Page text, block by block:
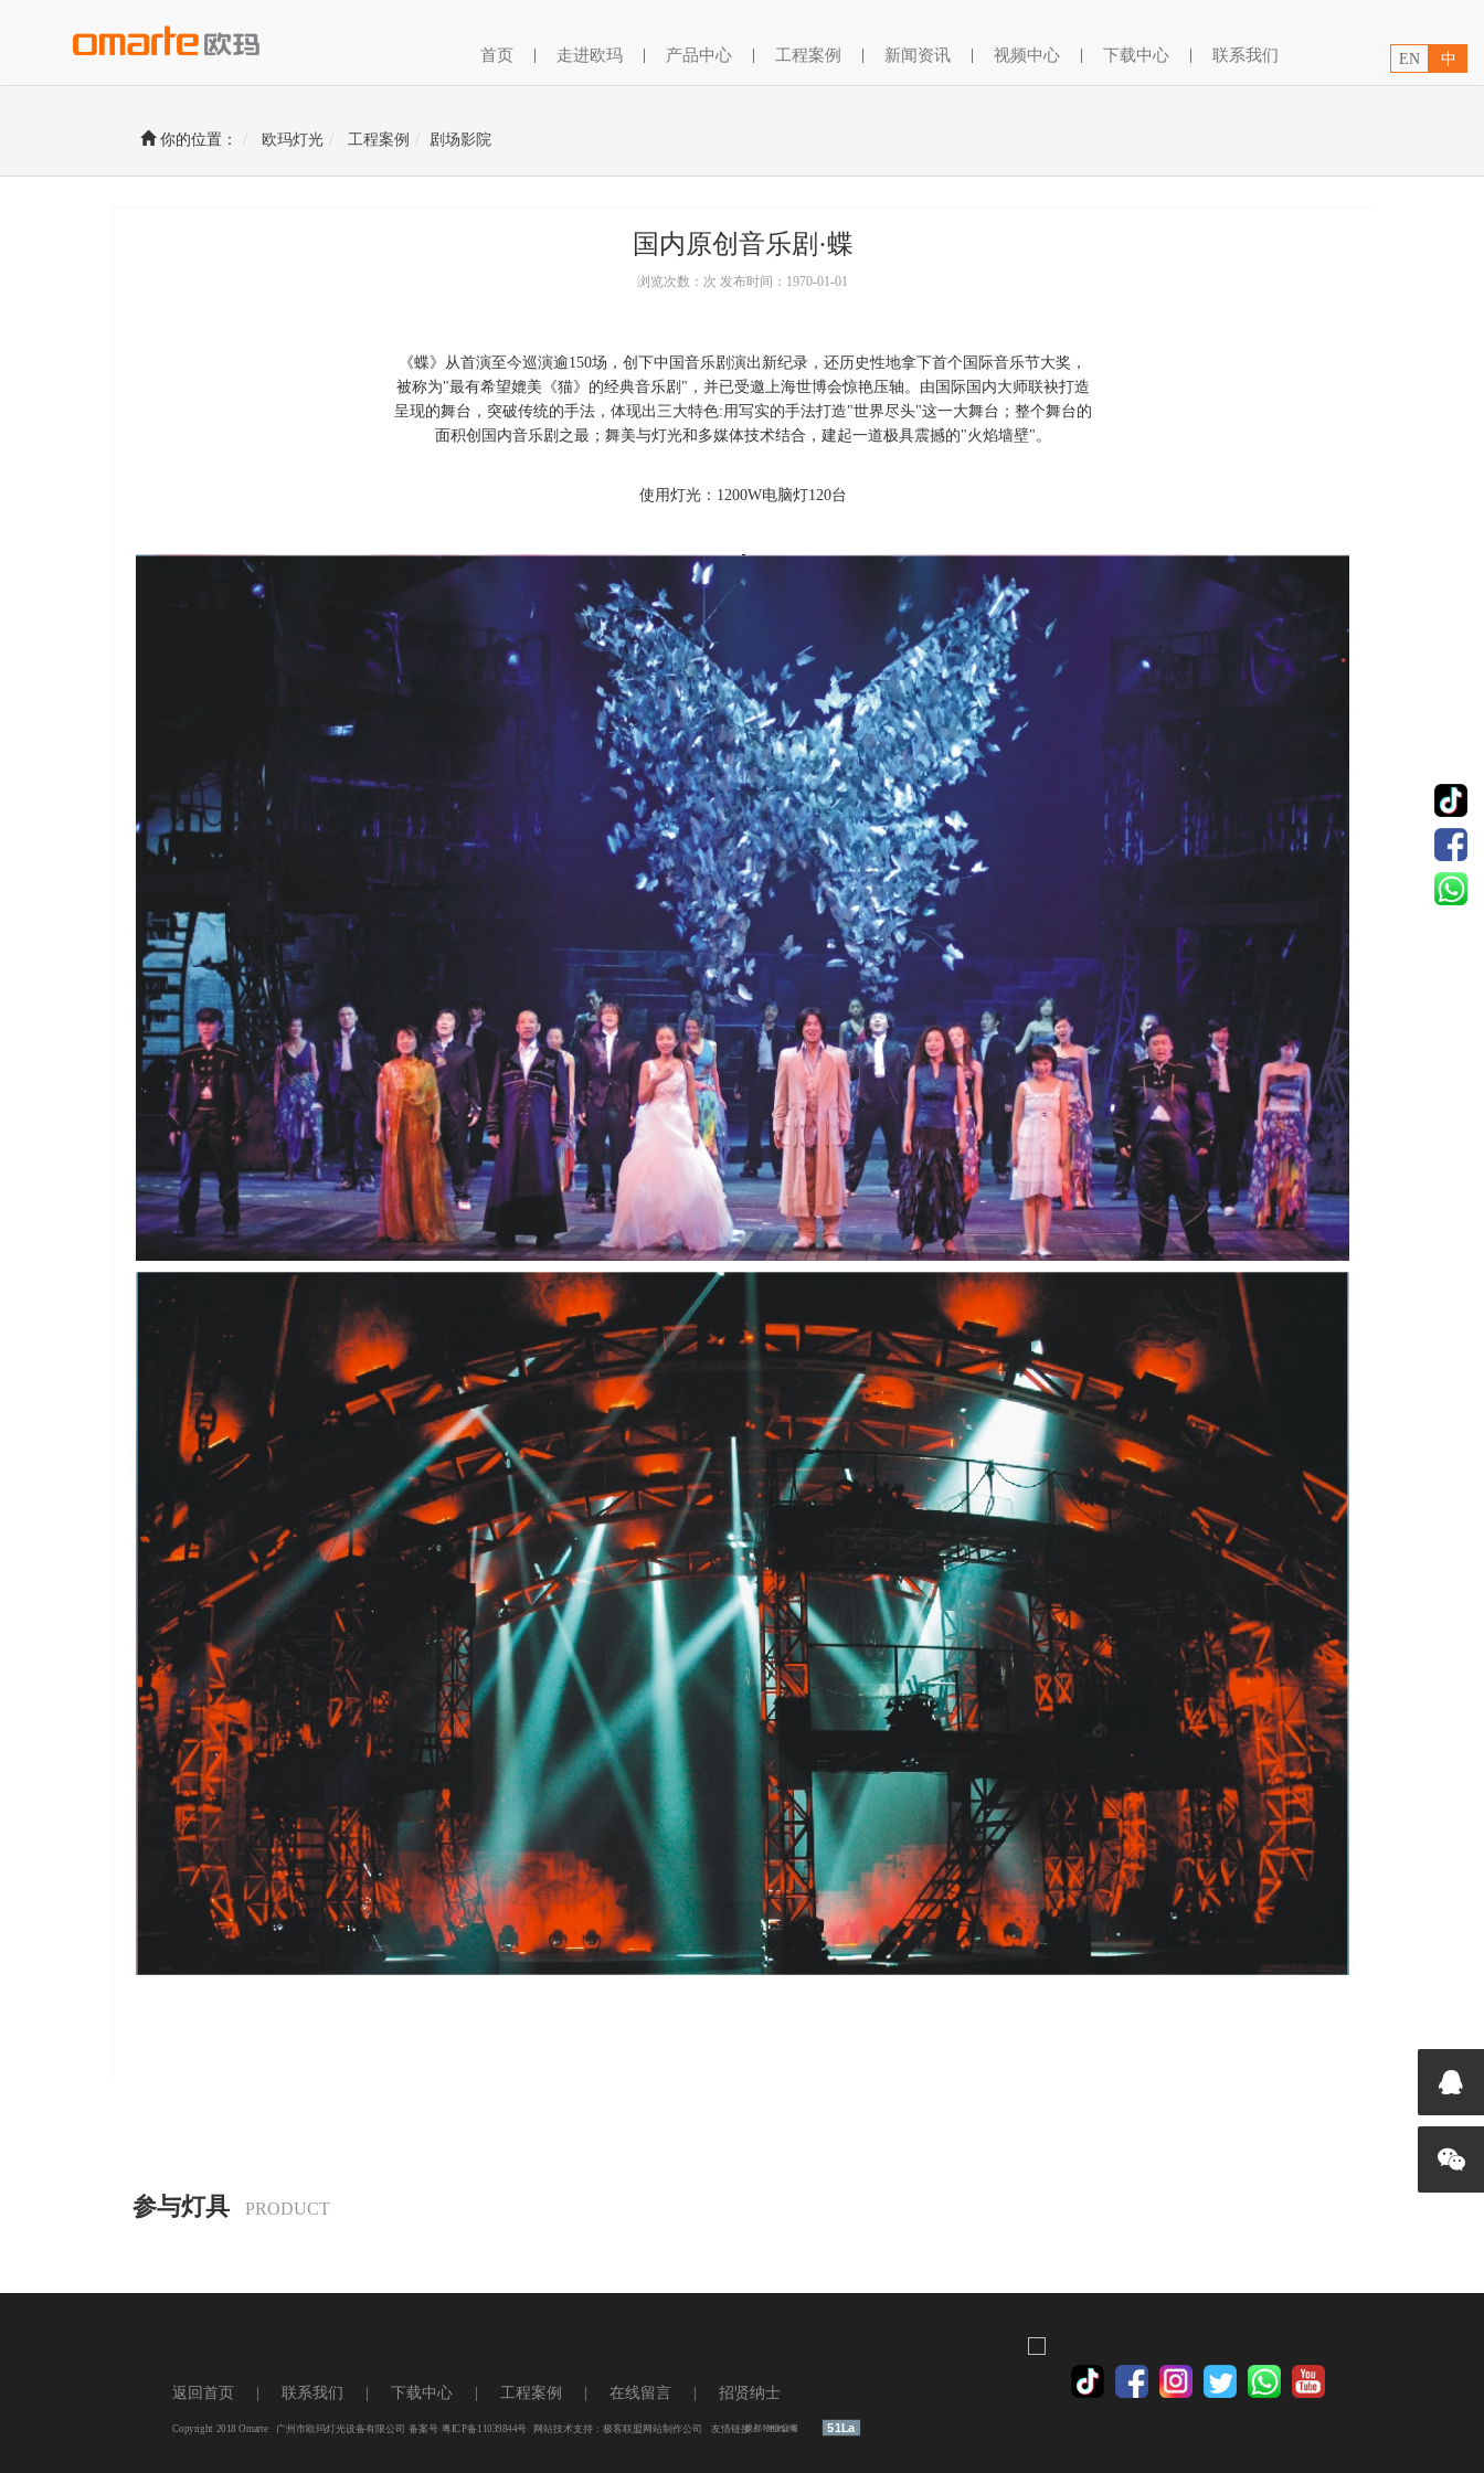
首页 走进欧玛 产品中心 工程案例 新闻资讯 视频中心 下载中心 联系我们 EN 中
你的位置： 欧玛灯光 工程案例 剧场影院
国内原创音乐剧·蝶
浏览次数：次 发布时间：1970-01-01
《蝶》从首演至今巡演逾150场，创下中国音乐剧演出新纪录，还历史性地拿下首个国际音乐节大奖，
被称为"最有希望媲美《猫》的经典音乐剧"，并已受邀上海世博会惊艳压轴。由国际国内大师联袂打造
呈现的舞台，突破传统的手法，体现出三大特色:用写实的手法打造"世界尽头"这一大舞台；整个舞台的
面积创国内音乐剧之最；舞美与灯光和多媒体技术结合，建起一道极具震撼的"火焰墙壁"。
使用灯光：1200W电脑灯120台
参与灯具 PRODUCT
养鸡设备
电脑摇头灯 舞台设备 舞台灯光 LED摇头灯 防水灯
返回首页 联系我们 下载中心 工程案例 在线留言 招贤纳士
Copyright 2018 Omarte 广州市欧玛灯光设备有限公司 备案号 粤ICP备11039844号网站技术支持： 极客联盟网站制作公司 友情链接：成都物业公司
养鸡设备 51La